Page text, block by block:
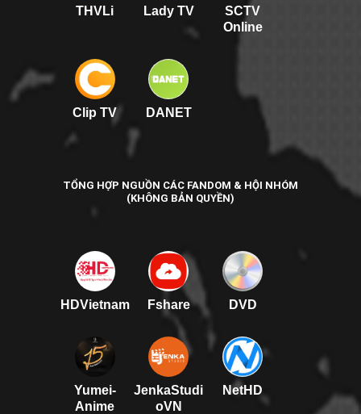
THVLi Lady TV
SCTV
Online
Clip TV DANET
TỔNG HỢP NGUỒN CÁC FANDOM & HỘI NHÓM
(KHÔNG BẢN QUYỀN)
HDVietnam Fshare DVD
Yumei-
Anime
JenkaStudi
oVN
NetHD